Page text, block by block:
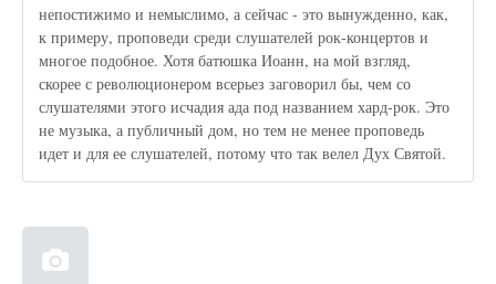
непостижимо и немыслимо, а сейчас - это вынужденно, как,
к примеру, проповеди среди слушателей рок-концертов и
многое подобное. Хотя батюшка Иоанн, на мой взгляд,
скорее с революционером всерьез заговорил бы, чем со
слушателями этого исчадия ада под названием хард-рок. Это
не музыка, а публичный дом, но тем не менее проповедь
идет и для ее слушателей, потому что так велел Дух Святой.